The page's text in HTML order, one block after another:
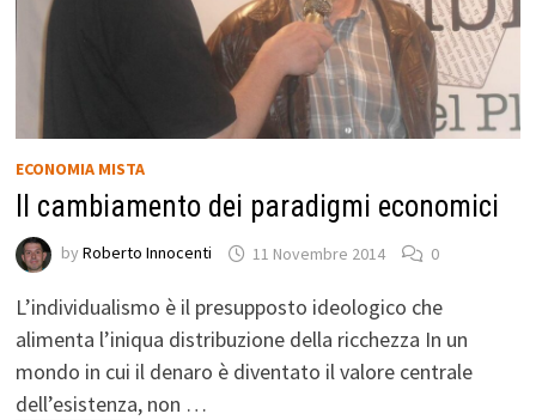
ECONOMIA MISTA
Il cambiamento dei paradigmi economici
by Roberto Innocenti 11 Novembre 2014 0
L’individualismo è il presupposto ideologico che
alimenta l’iniqua distribuzione della ricchezza In un
mondo in cui il denaro è diventato il valore centrale
dell’esistenza, non …